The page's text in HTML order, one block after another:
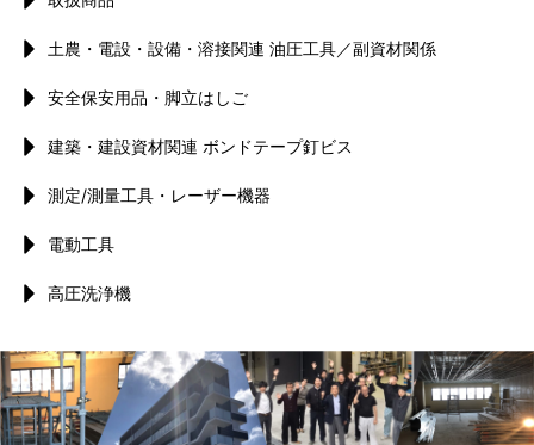
土農・電設・設備・溶接関連 油圧工具／副資材関係
安全保安用品・脚立はしご
建築・建設資材関連 ボンドテープ釘ビス
測定/測量工具・レーザー機器
電動工具
高圧洗浄機